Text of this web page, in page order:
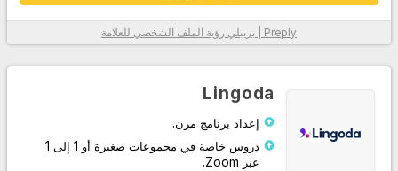
Preply | بريبلي رؤية الملف الشخصي للعلامة
Lingoda
إعداد برنامج مرن.
دروس خاصة في مجموعات صغيرة أو 1 إلى 1
عبر Zoom.